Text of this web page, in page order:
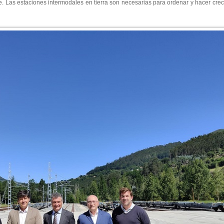
Las estaciones intermodales en tierra son necesarias para ordenar y hacer